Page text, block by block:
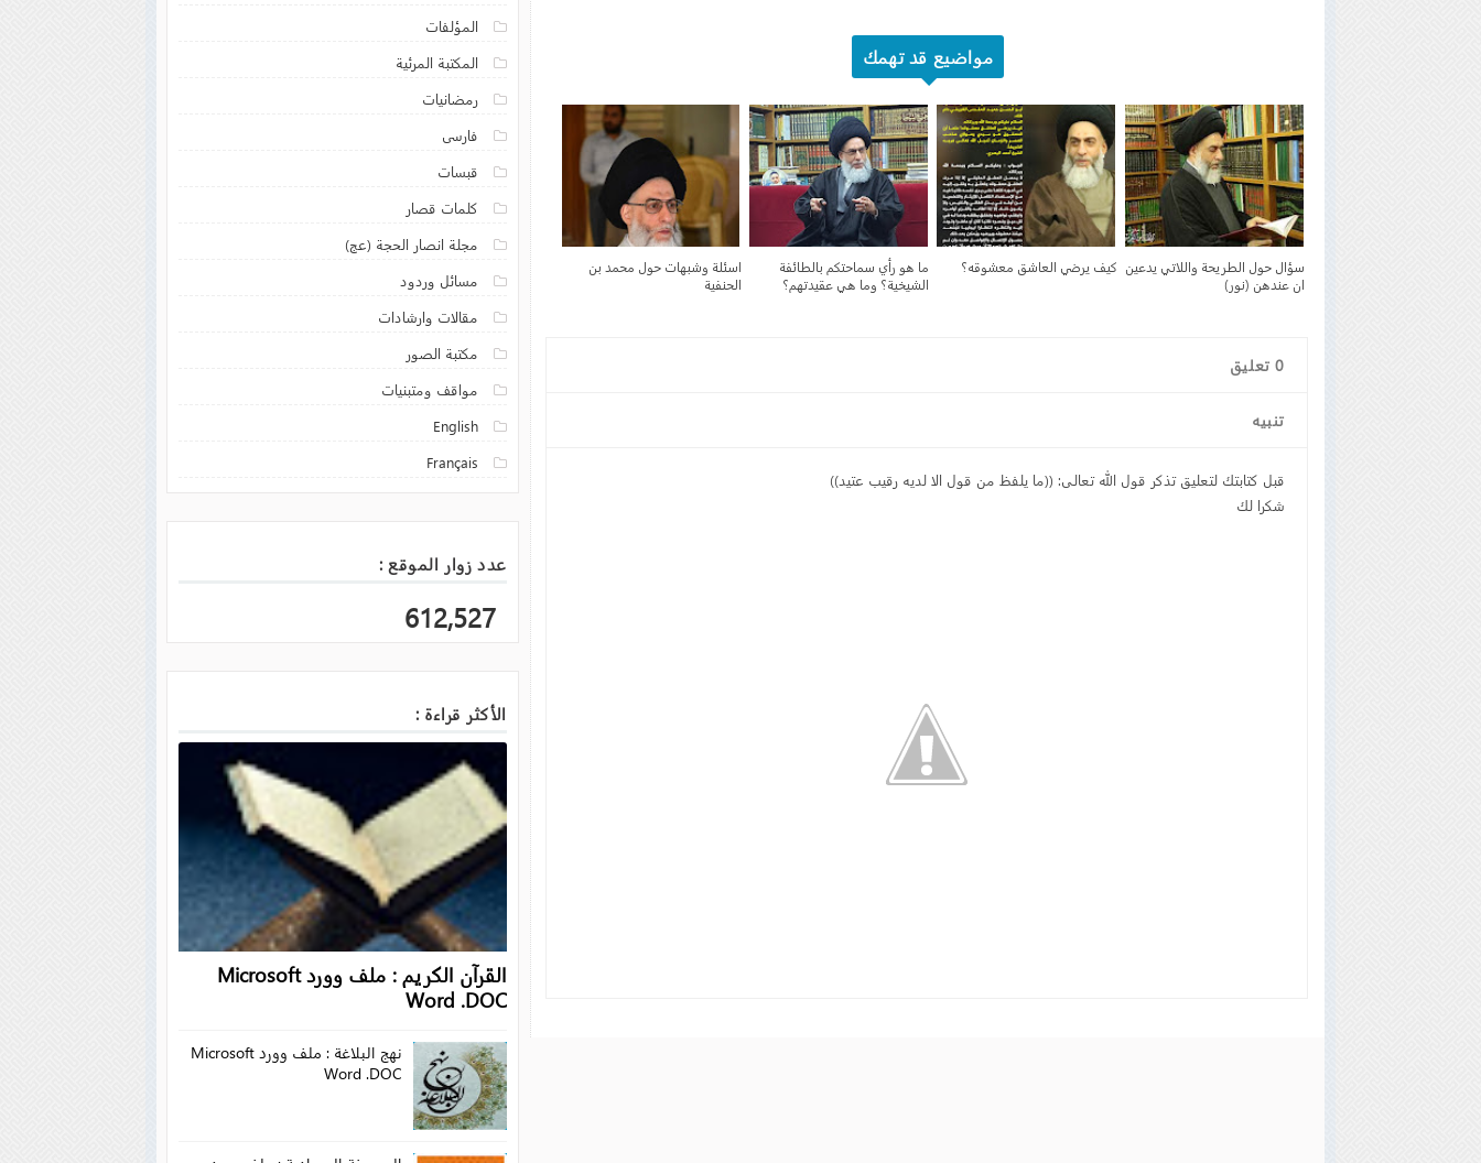
مواضيع قد تهمك
سؤال حول الطريحة واللاتي يدعين
ان عندهن (نور)
كيف يرضي العاشق معشوقه؟
ما هو رأي سماحتكم بالطائفة
الشيخية؟ وما هي عقيدتهم؟
اسئلة وشبهات حول محمد بن
الحنفية
0تعليق
تنبيه
قبل كتابتك لتعليق تذكر قول الله تعالى: ((ما يلفظ من قول الا لديه رقيب عتيد))
شكرا لك
المؤلفات
المكتبة المرئية
رمضانيات
فارسى
قبسات
كلمات قصار
مجلة انصار الحجة (عج)
مسائل وردود
مقالات وارشادات
مكتبة الصور
مواقف ومتبنيات
English
Français
عدد زوار الموقع :
612,527
الأكثر قراءة :
القرآن الكريم : ملف وورد Microsoft
Word .DOC
نهج البلاغة : ملف وورد Microsoft
Word .DOC